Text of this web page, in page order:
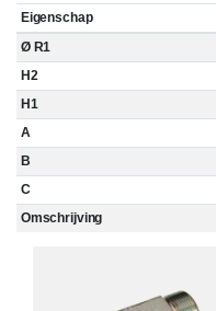
Eigenschap
Ø R1
H2
H1
A
B
C
Omschrijving